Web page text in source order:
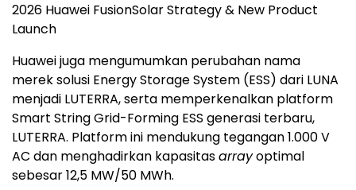
2026 Huawei FusionSolar Strategy & New Product
Launch
Huawei juga mengumumkan perubahan nama
merek solusi Energy Storage System (ESS) dari LUNA
menjadi LUTERRA, serta memperkenalkan platform
Smart String Grid-Forming ESS generasi terbaru,
LUTERRA. Platform ini mendukung tegangan 1.000 V
AC dan menghadirkan kapasitasarrayoptimal
sebesar 12,5 MW/50 MWh.